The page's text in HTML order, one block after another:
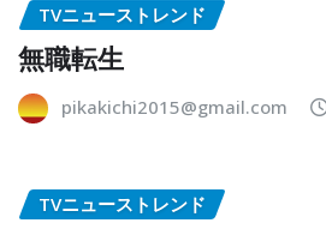
TVニューストレンド
無職転生
pikakichi2015@gmail.com
TVニューストレンド